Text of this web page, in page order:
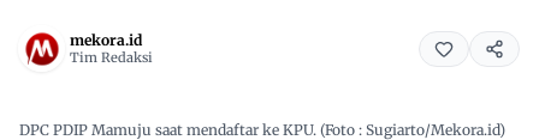
mekora.id
Tim Redaksi
DPC PDIP Mamuju saat mendaftar ke KPU. (Foto : Sugiarto/Mekora.id)